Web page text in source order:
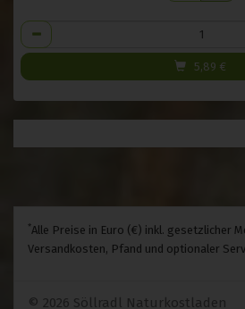
Anzahl
5,89 €
*Alle Preise in Euro (€) inkl. gesetzlicher
Versandkosten, Pfand und optionaler
© 2026 Söllradl Naturkostladen